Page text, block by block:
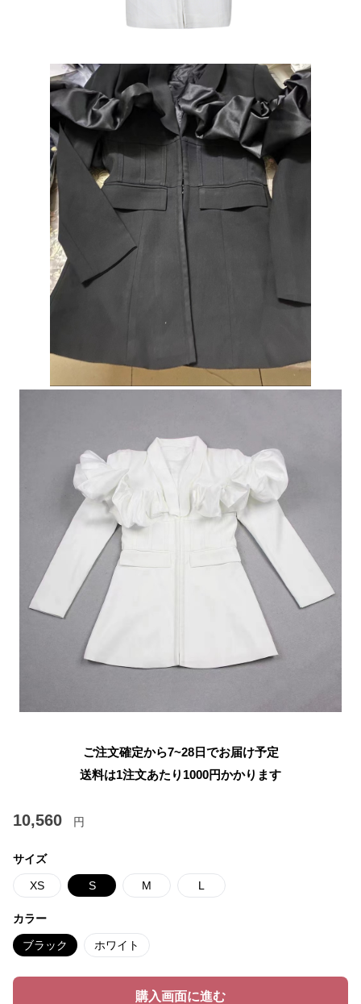
ご注文確定から7~28日でお届け予定
送料は1注文あたり 1000円かかります
10,560 円
サイズ
XS S M L
カラー
ブラック ホワイト
購入画面に進む